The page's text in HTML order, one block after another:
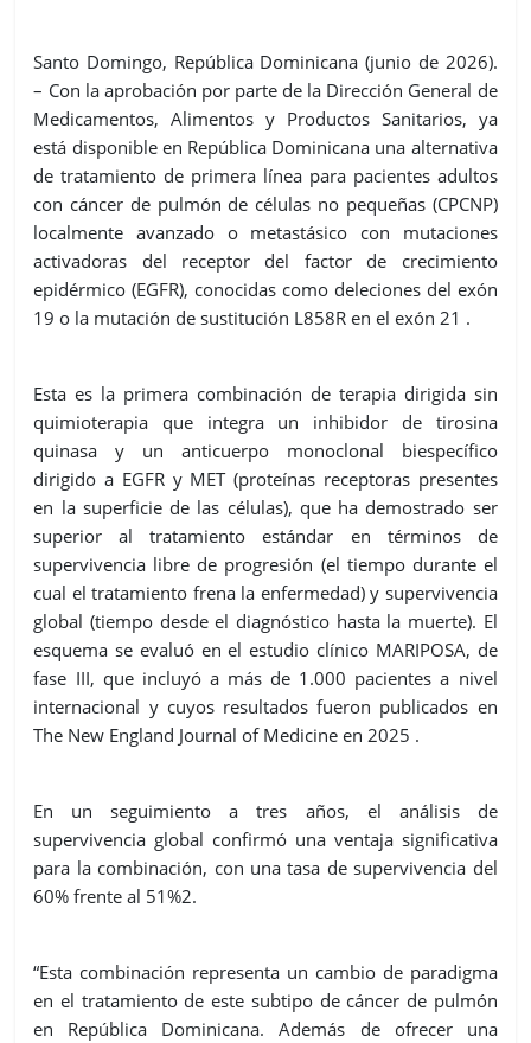
Santo Domingo, República Dominicana (junio de 2026).
– Con la aprobación por parte de la Dirección General de
Medicamentos, Alimentos y Productos Sanitarios, ya
está disponible en República Dominicana una alternativa
de tratamiento de primera línea para pacientes adultos
con cáncer de pulmón de células no pequeñas (CPCNP)
localmente avanzado o metastásico con mutaciones
activadoras del receptor del factor de crecimiento
epidérmico (EGFR), conocidas como deleciones del exón
19 o la mutación de sustitución L858R en el exón 21 .
Esta es la primera combinación de terapia dirigida sin
quimioterapia que integra un inhibidor de tirosina
quinasa y un anticuerpo monoclonal biespecífico
dirigido a EGFR y MET (proteínas receptoras presentes
en la superficie de las células), que ha demostrado ser
superior al tratamiento estándar en términos de
supervivencia libre de progresión (el tiempo durante el
cual el tratamiento frena la enfermedad) y supervivencia
global (tiempo desde el diagnóstico hasta la muerte). El
esquema se evaluó en el estudio clínico MARIPOSA, de
fase III, que incluyó a más de 1.000 pacientes a nivel
internacional y cuyos resultados fueron publicados en
The New England Journal of Medicine en 2025 .
En un seguimiento a tres años, el análisis de
supervivencia global confirmó una ventaja significativa
para la combinación, con una tasa de supervivencia del
60% frente al 51%2.
“Esta combinación representa un cambio de paradigma
en el tratamiento de este subtipo de cáncer de pulmón
en República Dominicana. Además de ofrecer una